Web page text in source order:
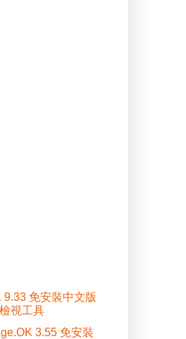
9.33 免安裝中文版
視工具
3.55 免安裝